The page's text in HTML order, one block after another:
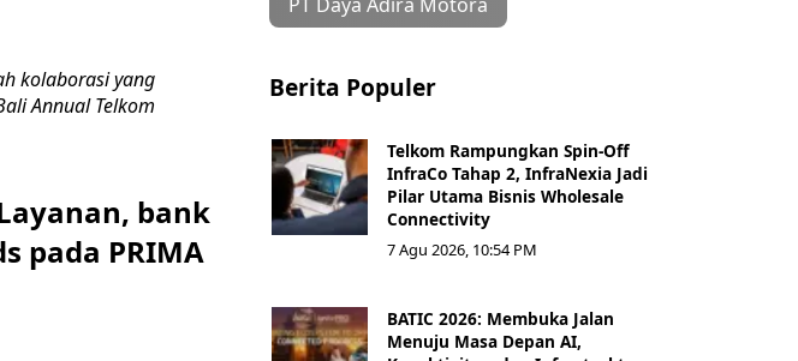
kolaborasi yang
Annual Telkom
bank
pada PRIMA
Berita Populer
Telkom Rampungkan Spin-Off
InfraCo Tahap 2, InfraNexia Jadi
Pilar Utama Bisnis Wholesale
Connectivity
7 Agu 2026, 10:54 PM
BATIC 2026: Membuka Jalan
Menuju Masa Depan AI,